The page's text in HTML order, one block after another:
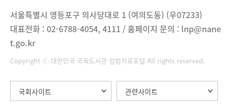
서울특별시 영등포구 의사당대로 1 (여의도동) (우07233)
대표전화 : 02-6788-4054, 4111 / 홈페이지 문의 : lnp@nane
t.go.kr
Copyright ⓒ 대한민국 국회도서관 입법자료포털 All rights reserved.
국회사이트 관련사이트